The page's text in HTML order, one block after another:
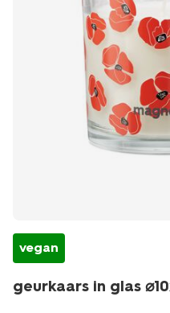
vegan
geurkaars in glas